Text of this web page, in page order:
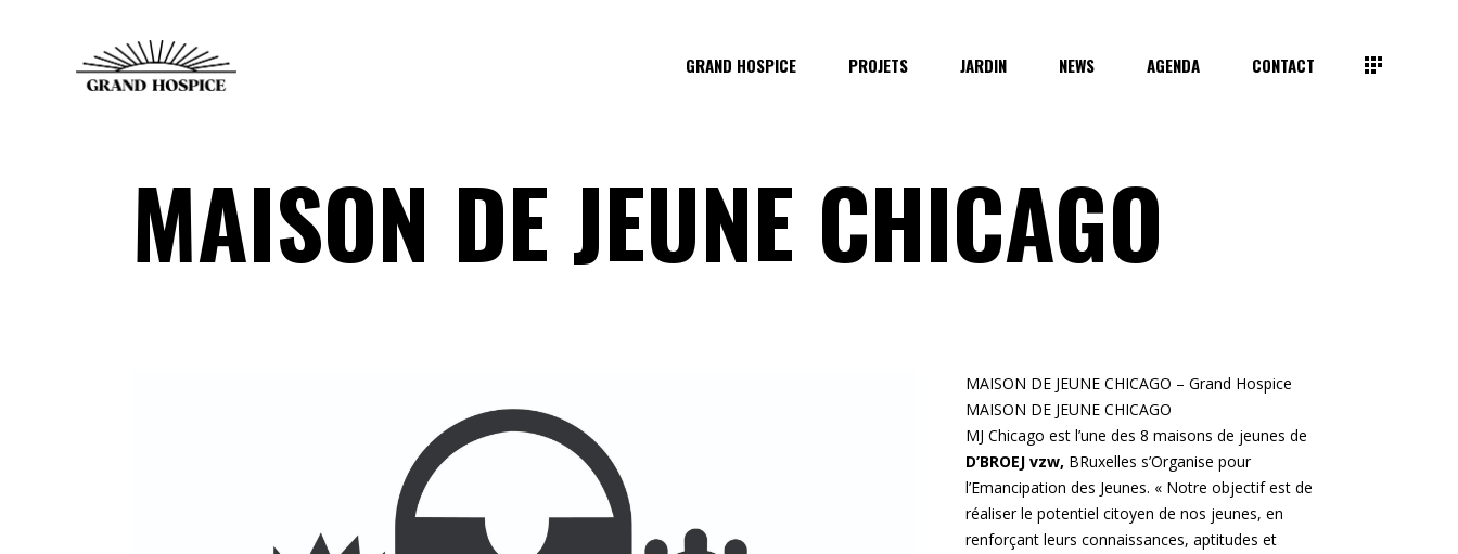
GRAND HOSPICE PROJETS JARDIN NEWS AGENDA CONTACT
MAISON DE JEUNE CHICAGO
MAISON DE JEUNE CHICAGO –Grand Hospice
MAISON DE JEUNE CHICAGO
MJ Chicago est l’une des 8 maisons de jeunes de
D’BROEJ vzw, BRuxelles s’Organise pour
l’Emancipation des Jeunes. « Notre objectif est de
réaliser le potentiel citoyen de nos jeunes, en
renforçant leurs connaissances, aptitudes et